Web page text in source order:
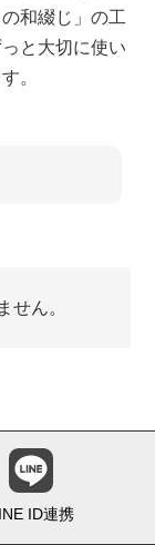
和綴じ」の工
と大切に使い
。
せん。
ID連携